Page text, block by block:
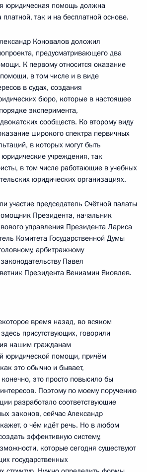
юридическая помощь должна
так и на бесплатной основе.
Коновалов доложил
предусматривающего два
К первому относится оказание
в том числе и в виде
в судах, создания
бюро, которые в настоящее
эксперимента,
сообществ. Ко второму виду
широкого спектра первичных
в которых могут быть
учреждения, так
в том числе работающие в учебных
юридических организациях.
участие председатель Счётной палаты
Президента, начальник
управления Президента Лариса
Комитета Государственной Думы
арбитражному
Павел
Президента Вениамин Яковлев.
время назад, во всяком
присутствующих, говорили
нашим гражданам
юридической помощи, причём
это обычно и бывает,
это просто повысило бы
Поэтому по моему поручению
разработало соответствующие
законов, сейчас Александр
о чём идёт речь. Но в любом
эффективную систему,
которые сегодня существуют
государственных